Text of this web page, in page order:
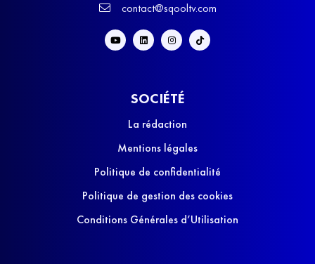
contact@sqooltv.com
SOCIÉTÉ
La rédaction
Mentions légales
Politique de confidentialité
Politique de gestion des cookies
Conditions Générales d’Utilisation